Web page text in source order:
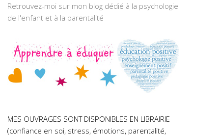
Retrouvez-moi sur mon blog dédié à la psychologie
de l'enfant et à la parentalité
MES OUVRAGES SONT DISPONIBLES EN LIBRAIRIE
(confiance en soi, stress, émotions, parentalité,